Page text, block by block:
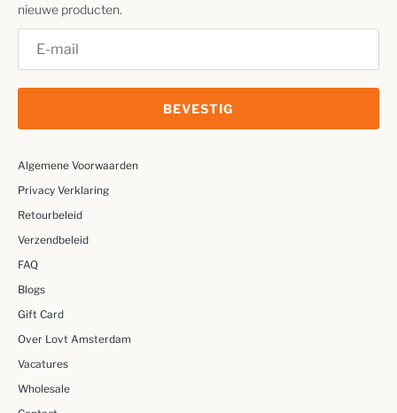
nieuwe producten.
BEVESTIG
Algemene Voorwaarden
Privacy Verklaring
Retourbeleid
Verzendbeleid
FAQ
Blogs
Gift Card
Over Lovt Amsterdam
Vacatures
Wholesale